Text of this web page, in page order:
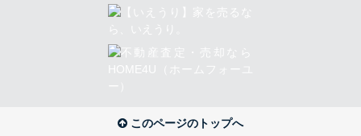
このページのトップへ